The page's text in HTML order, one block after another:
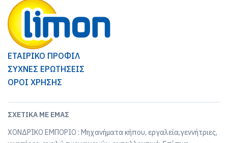
ΕΤΑΙΡΙΚΟ ΠΡΟΦΙΛ
ΣΥΧΝΕΣ ΕΡΩΤΗΣΕΙΣ
ΟΡΟΙ ΧΡΗΣΗΣ
ΣΧΕΤΙΚΆ ΜΕ ΕΜΆΣ
ΧΟΝΔΡΙΚΟ ΕΜΠΟΡΙΟ : Μηχανήματα κήπου, εργαλεία,γεννήτριες,